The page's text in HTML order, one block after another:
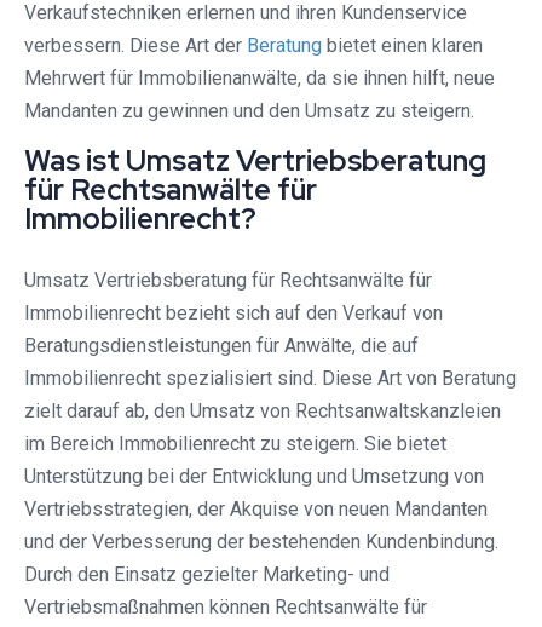
Verkaufstechniken erlernen und ihren Kundenservice
verbessern. Diese Art der Beratung bietet einen klaren
Mehrwert für Immobilienanwälte, da sie ihnen hilft, neue
Mandanten zu gewinnen und den Umsatz zu steigern.
Was ist Umsatz Vertriebsberatung
für Rechtsanwälte für
Immobilienrecht?
Umsatz Vertriebsberatung für Rechtsanwälte für
Immobilienrecht bezieht sich auf den Verkauf von
Beratungsdienstleistungen für Anwälte, die auf
Immobilienrecht spezialisiert sind. Diese Art von Beratung
zielt darauf ab, den Umsatz von Rechtsanwaltskanzleien
im Bereich Immobilienrecht zu steigern. Sie bietet
Unterstützung bei der Entwicklung und Umsetzung von
Vertriebsstrategien, der Akquise von neuen Mandanten
und der Verbesserung der bestehenden Kundenbindung.
Durch den Einsatz gezielter Marketing- und
Vertriebsmaßnahmen können Rechtsanwälte für